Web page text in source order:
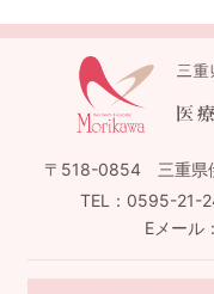
〒518-0854 三重県
TEL：0595-21-
Eメール